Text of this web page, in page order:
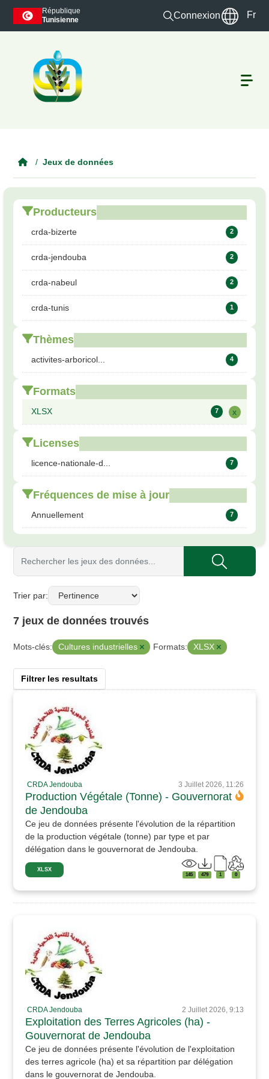
Skip to main content
République
Tunisienne
Connexion Fr
Jeux de données
Producteurs
crda-bizerte 2
crda-jendouba 2
crda-nabeul 2
crda-tunis 1
Thèmes
activites-arboricol... 4
Formats
XLSX 7 x
Licenses
licence-nationale-d... 7
Fréquences de mise à jour
Annuellement 7
Trier par
7 jeux de données trouvés
Mots-clés: Cultures industrielles Formats: XLSX
Filtrer les resultats
CRDA Jendouba 3 Juillet 2026, 11:26
Production Végétale (Tonne) - Gouvernorat
de Jendouba
Ce jeu de données présente l'évolution de la répartition
de la production végétale (tonne) par type et par
délégation dans le gouvernorat de Jendouba.
XLSX
145 479 1 0
CRDA Jendouba 2 Juillet 2026, 9:13
Exploitation des Terres Agricoles (ha) -
Gouvernorat de Jendouba
Ce jeu de données présente l'évolution de l'exploitation
des terres agricole (ha) et sa répartition par délégation
dans le gouvernorat de Jendouba.